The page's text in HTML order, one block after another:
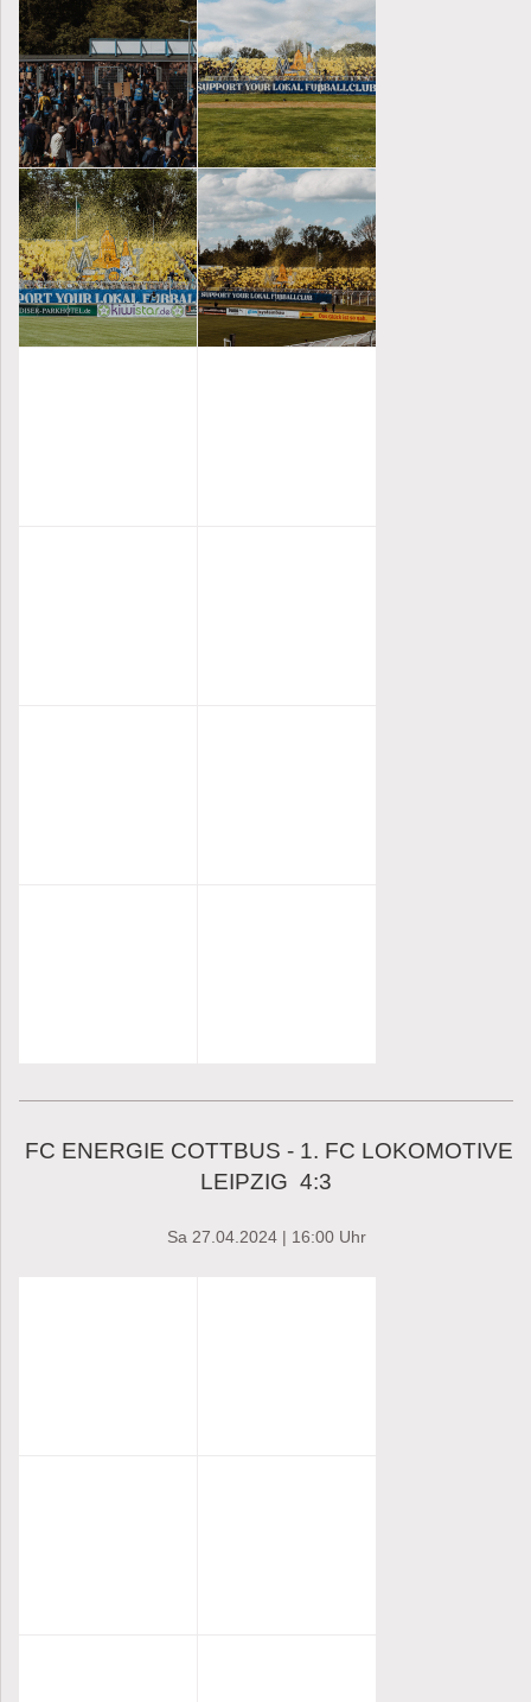
FC ENERGIE COTTBUS - 1. FC LOKOMOTIVE
LEIPZIG 4:3
Sa 27.04.2024 | 16:00 Uhr